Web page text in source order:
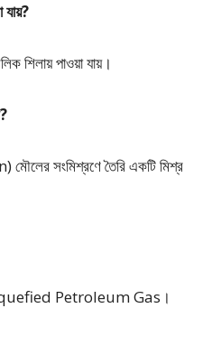
যায়?
শিলায় পাওয়া যায়।
সংমিশ্রণে তৈরি একটি মিশ্র
Petroleum Gas।